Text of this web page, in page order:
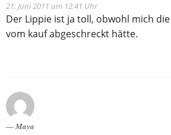
21. Juni 2011 um 12:41 Uhr
Der Lippie ist ja toll, obwohl mich
vom kauf abgeschreckt hätte.
Maya